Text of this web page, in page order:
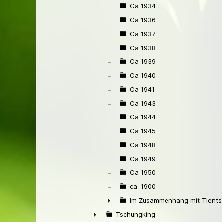
Ca 1934
Ca 1936
Ca 1937
Ca 1938
Ca 1939
Ca 1940
Ca 1941
Ca 1943
Ca 1944
Ca 1945
Ca 1948
Ca 1949
Ca 1950
ca. 1900
►
Im Zusammenhang mit
Tschungking